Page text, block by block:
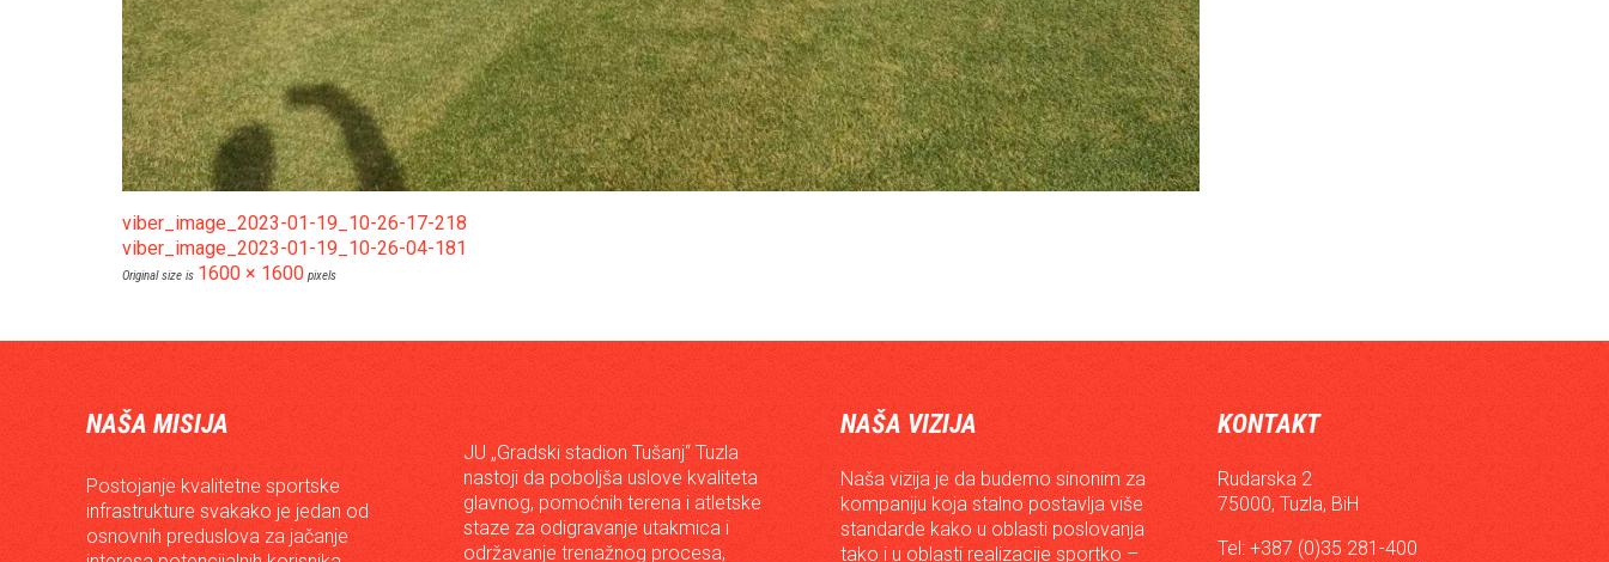
viber_image_2023-01-19_10-26-17-218
viber_image_2023-01-19_10-26-04-181
Original size is 1600 × 1600 pixels
NAŠA MISIJA
Postojanje kvalitetne sportske
infrastrukture svakako je jedan od
osnovnih preduslova za jačanje
JU „Gradski stadion Tušanj“ Tuzla
nastoji da poboljša uslove kvaliteta
glavnog, pomoćnih terena i atletske
staze za odigravanje utakmica i
održavanje trenažnog procesa,
NAŠA VIZIJA
Naša vizija je da budemo sinonim za
kompaniju koja stalno postavlja više
standarde kako u oblasti poslovanja
tako i u oblasti realizacije sportko –
KONTAKT
Rudarska 2
75000, Tuzla, BiH
Tel: +387 (0)35 281-400